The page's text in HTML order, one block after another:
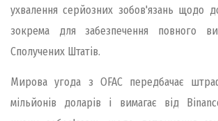
ухвалення серйозних зобов'язань щодо
зокрема для забезпечення повного
Сполучених Штатів.
Мирова угода з OFAC передбачає
мільйонів доларів і вимагає від